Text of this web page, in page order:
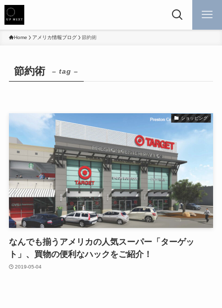
Home アメリカ情報ブログ 節約術
節約術 – tag –
ショッピング
なんでも揃うアメリカの人気スーパー「ターゲッ
ト」、買物の便利なハックをご紹介！
2019-05-04